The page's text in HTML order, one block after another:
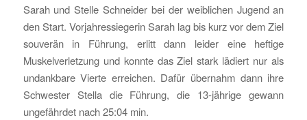
Sarah und Stelle Schneider bei der weiblichen Jugend an
den Start. Vorjahressiegerin Sarah lag bis kurz vor dem Ziel
souverän in Führung, erlitt dann leider eine heftige
Muskelverletzung und konnte das Ziel stark lädiert nur als
undankbare Vierte erreichen. Dafür übernahm dann ihre
Schwester Stella die Führung, die 13-jährige gewann
ungefährdet nach 25:04 min.